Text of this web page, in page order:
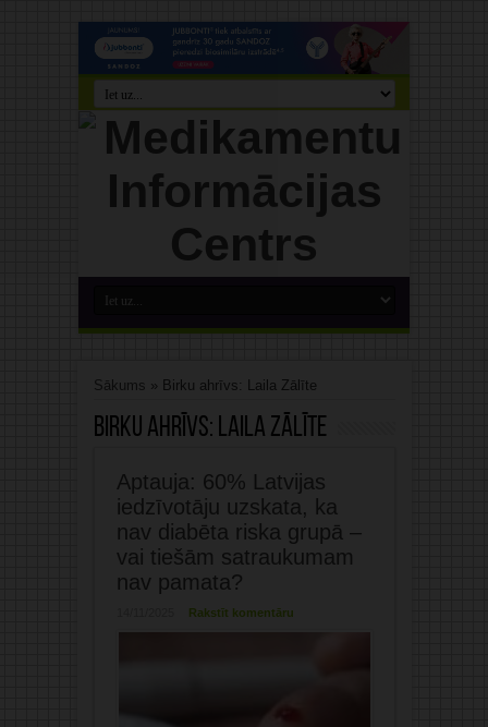
Sākums » Birku ahrīvs: Laila Zālīte
Birku ahrīvs: Laila Zālīte
Aptauja: 60% Latvijas
iedzīvotāju uzskata, ka
nav diabēta riska grupā –
vai tiešām satraukumam
nav pamata?
Rakstīt komentāru